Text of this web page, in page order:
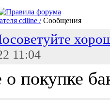
cdline / Сообщения
11:04
покупке